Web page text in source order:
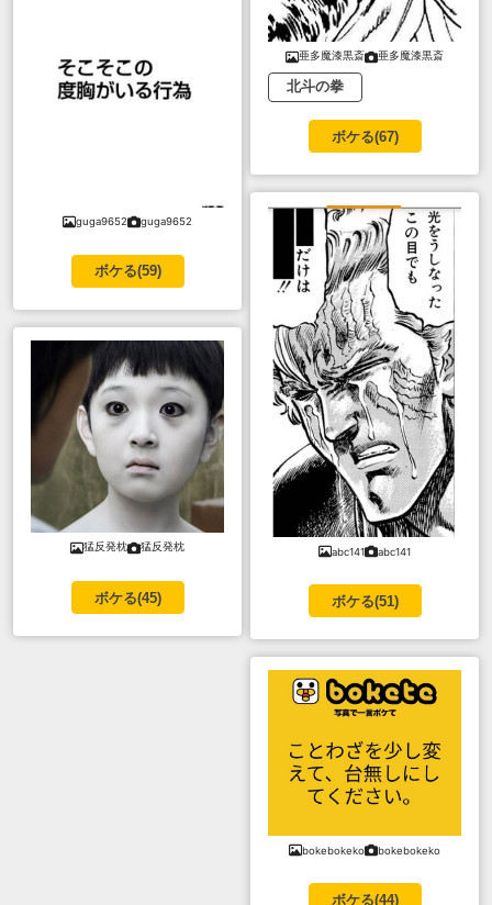
guga9652 guga9652
ボケる(59)
猛反発枕 猛反発枕
ボケる(45)
亜多魔漆黒斎 亜多魔漆黒斎
北斗の拳
ボケる(67)
abc141 abc141
ボケる(51)
bokebokeko bokebokeko
ボケる(44)